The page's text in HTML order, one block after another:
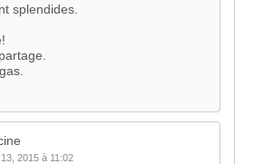
splendides.
2015 à 11:02